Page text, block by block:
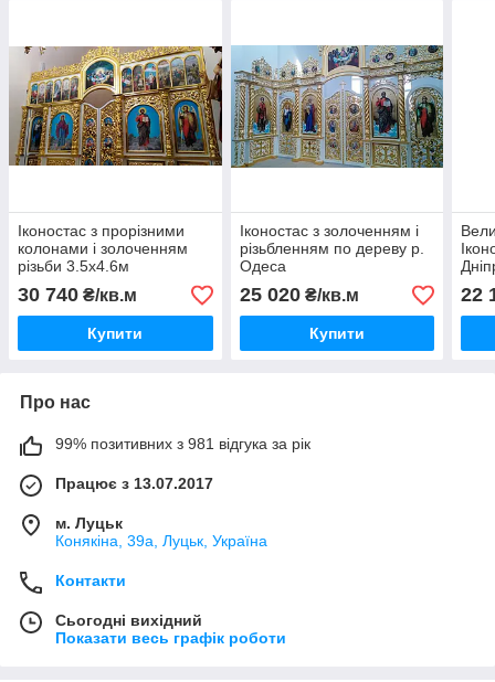
Іконостас з прорізними
колонами і золоченням
різьби 3.5х4.6м
30 740 ₴/кв.м
Купити
Іконостас з золоченням і
різьбленням по дереву р.
Одеса
25 020₴/кв.м
Купити
22
Про нас
99% позитивних з 981 відгука за рік
Працює з 13.07.2017
м. Луцьк
Конякіна, 39а, Луцьк, Україна
Контакти
Сьогодні вихідний
Показати весь графік роботи